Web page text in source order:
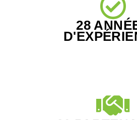
28